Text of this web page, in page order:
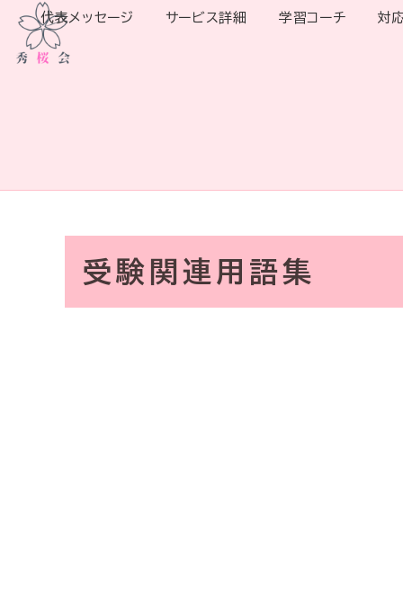
代表メッセージ サービス詳細 学習コーチ 対
受験関連用語集